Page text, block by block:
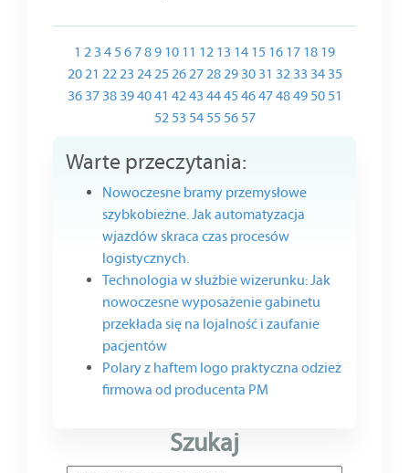
1 2 3 4 5 6 789 10 11 12 13 14 15 16 17 18 19
20 21 22 23 24 25 26 27 28 29 30 31 32 33 34 35
36 37 38 394041 42 43 4445 46474849 50 51
52 53 54 55 56 57
Warte przeczytania:
Nowoczesne bramy przemysłowe
szybkobieżne. Jak automatyzacja
wjazdów skraca czas procesów
logistycznych.
Technologia w służbie wizerunku: Jak
nowoczesne wyposażenie gabinetu
przekłada się na lojalność i zaufanie
pacjentów
Polary z haftem logo praktyczna odzież
firmowa od producenta PM
Szukaj